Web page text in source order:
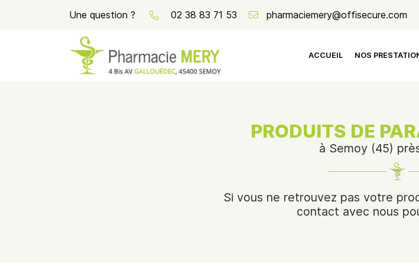
Une question ? 02 38 83 71 53
ACCUEIL NOS
4 Bis Avenue Louis Gallouedec
PRODUITS DE
à Semoy (45)
Si vous ne retrouvez pas votre
contact avec nous